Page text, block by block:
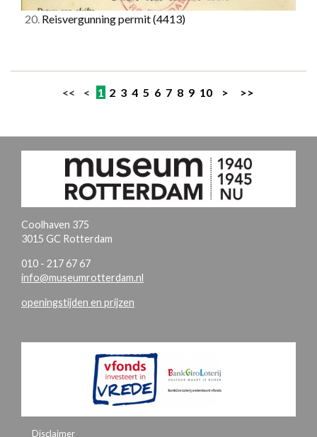
20. Reisvergunning permit(4413)
<< < 1 2 3 4 5 6 7 8 9 10 > >>
Coolhaven 375
3015 GC Rotterdam
010 - 217 67 67
info@museumrotterdam.nl
openingstijden en prijzen
Disclaimer